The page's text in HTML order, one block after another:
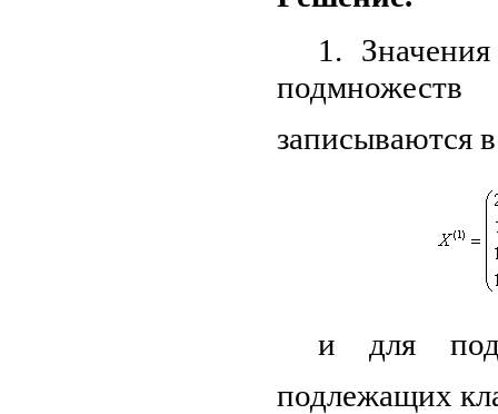
1.
записываются
и для
подлежащих